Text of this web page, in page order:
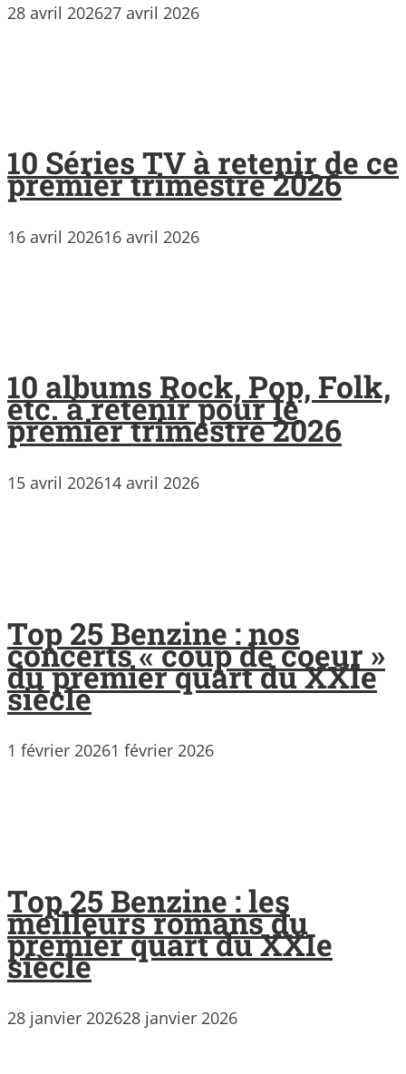
28 avril 202627 avril 2026
10 Séries TV à retenir de ce
premier trimestre 2026
16 avril 202616 avril 2026
10 albums Rock, Pop, Folk,
etc. à retenir pour le
premier trimestre 2026
15 avril 202614 avril 2026
Top 25 Benzine : nos
concerts « coup de coeur »
du premier quart du XXIe
siècle
1 février 20261 février 2026
Top 25 Benzine : les
meilleurs romans du
premier quart du XXIe
siècle
28 janvier 202628 janvier 2026